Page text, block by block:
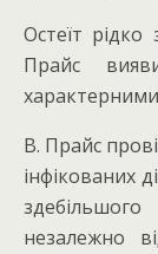
Остеїт рідко
Прайс
В. Прайс
інфікованих
незалежно